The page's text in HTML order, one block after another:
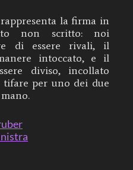
la firma in
non scritto: noi
di essere rivali, il
intoccato, e il
diviso, incollato
per uno dei due